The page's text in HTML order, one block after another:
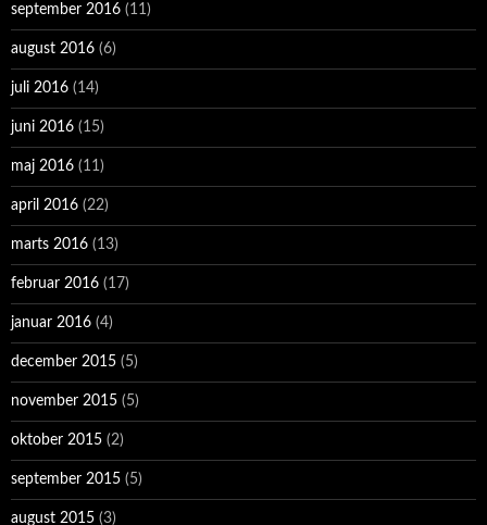
september 2016 (11)
august 2016 (6)
juli 2016 (14)
juni 2016 (15)
maj 2016 (11)
april 2016 (22)
marts 2016 (13)
februar 2016 (17)
januar 2016 (4)
december 2015 (5)
november 2015 (5)
oktober 2015 (2)
september 2015 (5)
august 2015 (3)